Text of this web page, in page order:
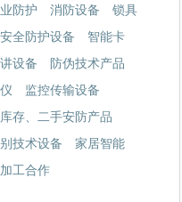
防护 消防设备
锁具
全防护设备
智能卡
设备
防伪技术产品
监控传输设备
库存、二手安防产品
技术设备
家居智能
工合作